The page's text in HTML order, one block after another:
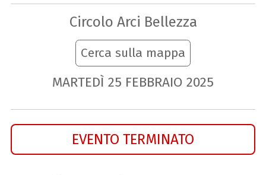
Circolo Arci Bellezza
Cerca sulla mappa
MARTEDÌ 25 FEBBRAIO 2025
EVENTO TERMINATO